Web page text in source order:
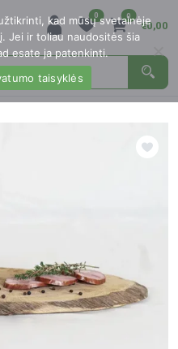
0 0
€0,00
kad mūsų svetainėje
Jei ir toliau naudositės šia
esate ja patenkinti.
taisyklės